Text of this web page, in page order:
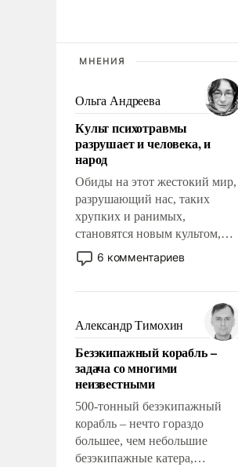
МНЕНИЯ
Ольга Андреева
Культ психотравмы
разрушает и человека, и
народ
Обиды на этот жестокий мир,
разрушающий нас, таких
хрупких и ранимых,
становятся новым культом,
постепенно вытесняя и
отменяя традиционное
мужественным и твердым под
ударами судьбы, брать на себя
ответственность, помогать
слабым, идти вперед и
адаптироваться.
6 комментариев
Александр Тимохин
Безэкипажный корабль –
задача со многими
неизвестными
500-тонный безэкипажный
корабль – нечто гораздо
большее, чем небольшие
безэкипажные катера,